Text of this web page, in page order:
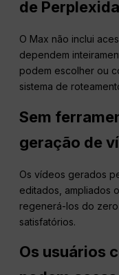
de
O Max não inclui
dependem
podem escolher ou
sistema de
Sem
geração de
Os vídeos gerados
editados, ampliados
regenerá-los do
satisfatórios.
Os usuários